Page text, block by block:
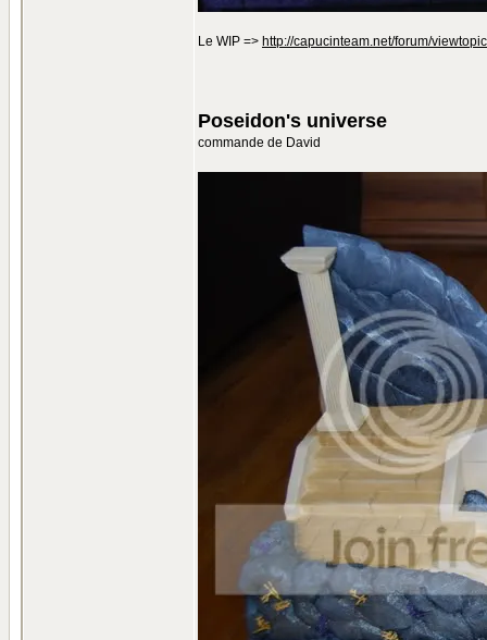
Le WIP => http://capucinteam.net/forum/
Poseidon's universe
commande de David